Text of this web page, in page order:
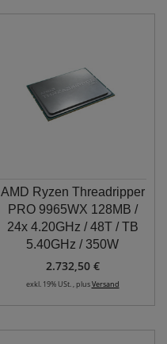
AMD Ryzen Threadripper
PRO 9965WX 128MB /
24x 4.20GHz / 48T / TB
5.40GHz / 350W
2.732,50 €
exkl. 19% USt. , plusVersand